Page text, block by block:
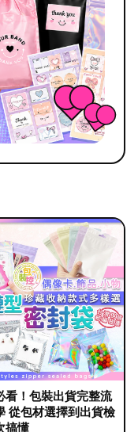
看！包裝出貨完整流
從包材選擇到出貨檢
搞懂